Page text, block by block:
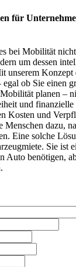
für
bei Mobilität
um dessen
unserem Konzept
ob Sie einen
planen –
und
Kosten und
Menschen dazu,
Eine solche
Sie ist
Auto benötigen,